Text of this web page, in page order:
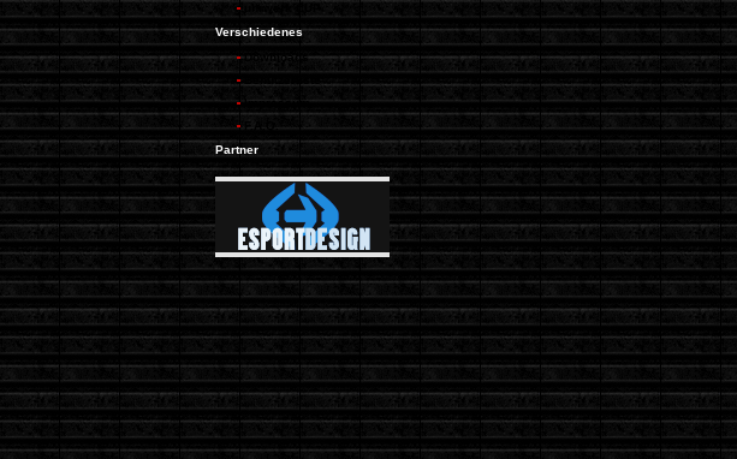
Verschiedenes
Downloads
Impressum
F.A.Q.
Partner